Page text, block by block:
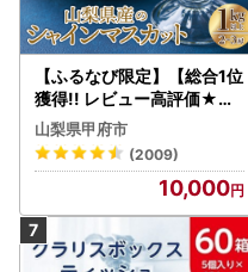
【ふるなび限定】【総合1位
獲得!! レビュー高評価★】
〈2026年度配送分〉山梨
県産 シャインマスカット 2
～3房（1.0kg以上）シャイ
ン フルーツ FN-Limited-S
P
山梨県甲府市
(2009)
10,000